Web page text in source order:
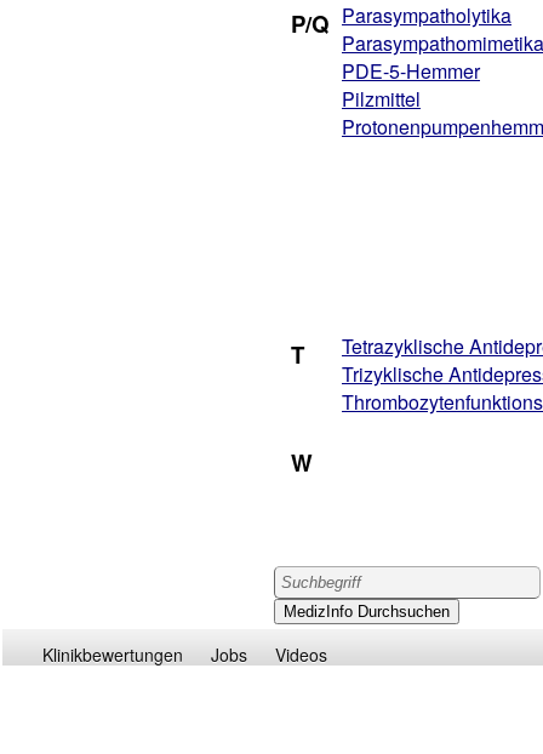
P/Q Parasympatholytika
Parasympathomimetika
PDE-5-Hemmer
Pilzmittel
T
Tetrazyklische
Trizyklische
W
Klinikbewertungen Jobs Videos